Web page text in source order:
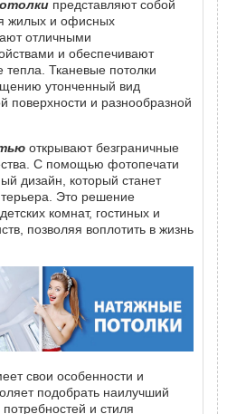
представляют собой
жилых и офисных
отличными
и обеспечивают
Тканевые потолки
утонченный вид
поверхности и разнообразной
открывают безграничные
С помощью фотопечати
дизайн, который станет
Это решение
комнат, гостиных и
позволяя воплотить в жизнь
свои особенности и
подобрать наилучший
и стиля